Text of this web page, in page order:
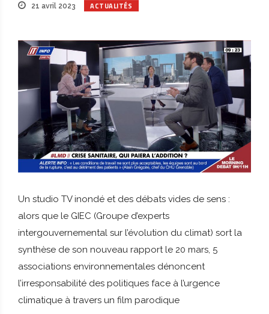
21 avril 2023 ACTUALITÉS
Un studio TV inondé et des débats vides de sens :
alors que le GIEC (Groupe d’experts
intergouvernemental sur l’évolution du climat) sort la
synthèse de son nouveau rapport le 20 mars, 5
associations environnementales dénoncent
l’irresponsabilité des politiques face à l’urgence
climatique à travers un film parodique